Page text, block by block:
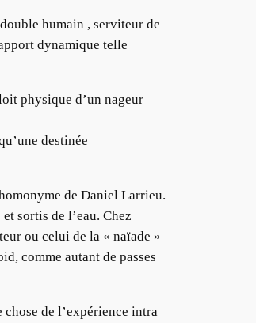
humain , serviteur de
dynamique telle
physique d’un nageur
destinée
de Daniel Larrieu.
sortis de l’eau. Chez
ou celui de la « naïade »
comme autant de passes
de l’expérience intra